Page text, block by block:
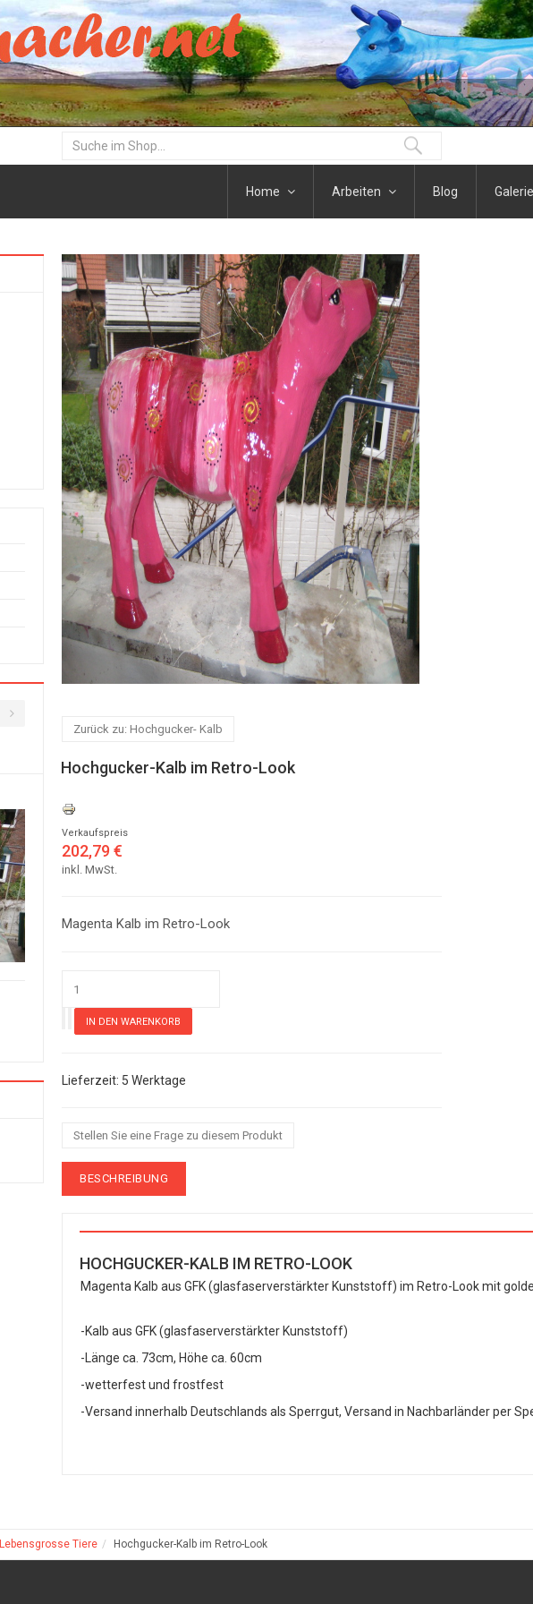
Home Arbeiten Blog Galerie
Zurück zu: Hochgucker- Kalb
Hochgucker-Kalb im Retro-Look
Verkaufspreis
202,79 €
inkl. MwSt.
Magenta Kalb im Retro-Look
5 Werktage
Stellen Sie eine Frage zu diesem Produkt
BESCHREIBUNG
HOCHGUCKER-KALB IM RETRO-LOOK
Magenta Kalb aus GFK (glasfaserverstärkter Kunststoff) im Retro-Look mit
-Kalb aus GFK (glasfaserverstärkter Kunststoff)
-Länge ca. 73cm, Höhe ca. 60cm
-wetterfest und frostfest
-Versand innerhalb Deutschlands als Sperrgut, Versand in Nachbarländer per
Hochgucker-Kalb im Retro-Look
Lebensgrosse Tiere Hochgucker-Kalb im Retro-Look